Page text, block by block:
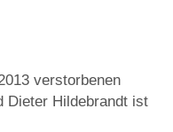
verstorbenen
Dieter Hildebrandt ist